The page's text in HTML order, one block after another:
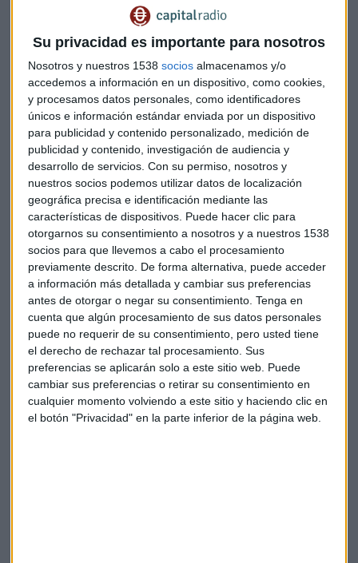
Su privacidad es importante para nosotros
Nosotros y nuestros 1538 socios almacenamos y/o
accedemos a información en un dispositivo, como cookies,
y procesamos datos personales, como identificadores
únicos e información estándar enviada por un dispositivo
para publicidad y contenido personalizado, medición de
publicidad y contenido, investigación de audiencia y
desarrollo de servicios. Con su permiso, nosotros y
nuestros socios podemos utilizar datos de localización
geográfica precisa e identificación mediante las
características de dispositivos. Puede hacer clic para
otorgarnos su consentimiento a nosotros y a nuestros 1538
socios para que llevemos a cabo el procesamiento
previamente descrito. De forma alternativa, puede acceder
a información más detallada y cambiar sus preferencias
antes de otorgar o negar su consentimiento. Tenga en
cuenta que algún procesamiento de sus datos personales
puede no requerir de su consentimiento, pero usted tiene
el derecho de rechazar tal procesamiento. Sus
preferencias se aplicarán solo a este sitio web. Puede
cambiar sus preferencias o retirar su consentimiento en
cualquier momento volviendo a este sitio y haciendo clic en
el botón "Privacidad" en la parte inferior de la página web.
Dia, el valor del Ibex con más posiciones cortas (20,85%),
destituyó el fin de semana a su consejero delegado,
Ricardo Currás. El magnate ruso presionaba para acabar
con él al querer colocar a un equipo afín al frente del grupo.
Fridman pretende modernizar la cadena de supermercados.
El nuevo CEO de Dia, Antonio Coto, era hasta ahora director
ejecutivo en Brasil y Argentina.
Bolsa Acciones OPA Día Letterone
Mikhail
Suscríbete a nuestros boletines
Te enviaremos las noticias más importantes del día